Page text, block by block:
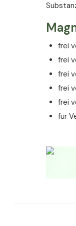
Das
frei
frei
frei
frei
frei
für